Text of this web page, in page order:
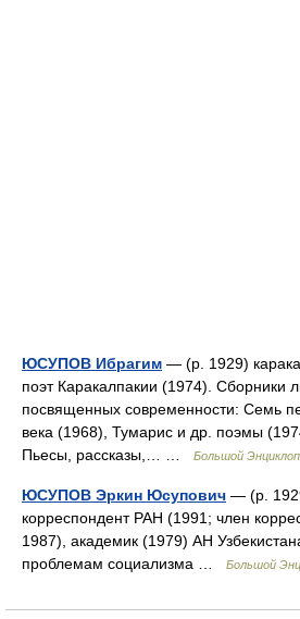
ЮСУПОВ Ибрагим — (р. 1929)
поэт Каракалпакии (1974). Сборники
посвященных современности: Семь
века (1968), Тумарис и др. поэмы
Пьесы, рассказы,… …
Большой
ЮСУПОВ Эркин Юсупович — (р.
корреспондент РАН (1991; член
1987), академик (1979) АН
проблемам социализма …
Большой